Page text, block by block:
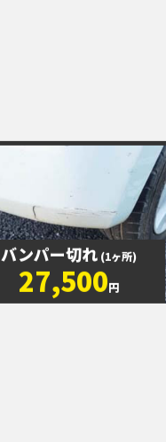
バンパー切れ (1ヶ所)
27,500円